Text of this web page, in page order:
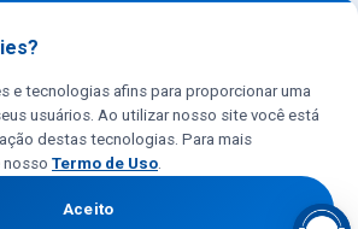
e tecnologias afins para proporcionar uma
usuários. Ao utilizar nosso site você está
destas tecnologias. Para mais
nosso Termo de Uso.
Aceito